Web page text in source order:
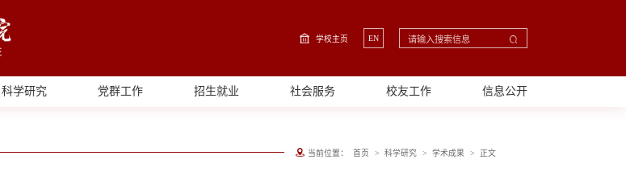
学校主页 EN
科学研究 党群工作 招生就业 社会服务 校友工作 信息公开
当前位置： 首页 > 科学研究 > 学术成果 > 正文